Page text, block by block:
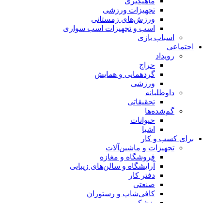
تجهیزات ورزشی
ورزش‌های زمستانی
اسب و تجهیزات اسب سواری
اسباب‌ بازی
اجتماعی
رویداد
حراج
گردهمایی و همایش
ورزشی
داوطلبانه
تحقیقاتی
گم‌شده‌ها
حیوانات
اشیا
برای کسب و کار
تجهیزات و ماشین‌آلات
فروشگاه و مغازه
آرایشگاه و سالن‌های زیبایی
دفتر کار
صنعتی
کافی‌شاپ و رستوران